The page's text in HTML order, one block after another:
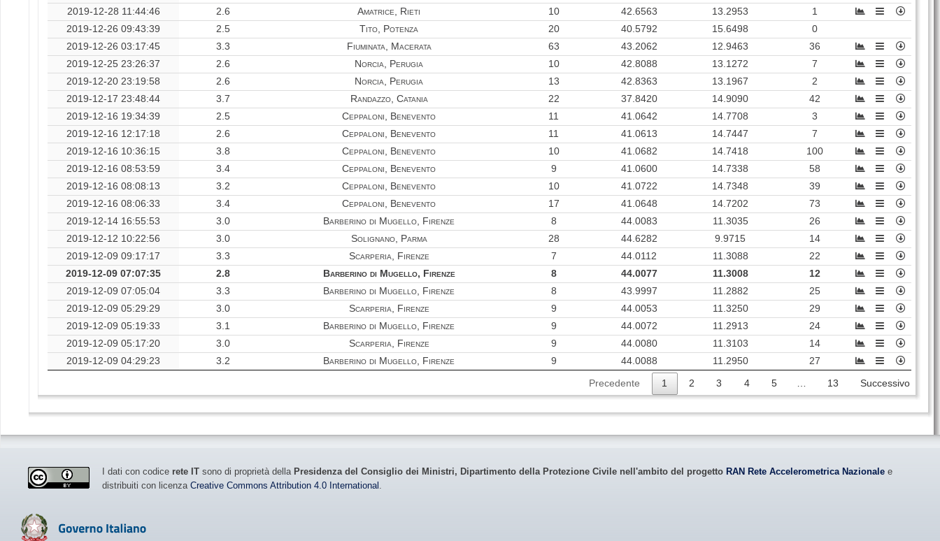
2019-12-28 11:44:46
2.6 Amatrice, Rieti 10 42.6563 13.2953
1
2019-12-26 09:43:39
2.5 Tito, Potenza 20 40.5792 15.6498
0
2019-12-26 03:17:45
3.3 Fiuminata, Macerata 63 43.2062 12.9463
36
2019-12-25 23:26:37
2.6 Norcia, Perugia 10 42.8088 13.1272
7
2019-12-20 23:19:58
2.6 Norcia, Perugia 13 42.8363 13.1967
2
2019-12-17 23:48:44
3.7 Randazzo, Catania 22 37.8420 14.9090
42
2019-12-16 19:34:39
2.5 Ceppaloni, Benevento 11 41.0642 14.7708
3
2019-12-16 12:17:18
2.6 Ceppaloni, Benevento 11 41.0613 14.7447
7
2019-12-16 10:36:15
3.8 Ceppaloni, Benevento 10 41.0682 14.7418
100
2019-12-16 08:53:59
3.4 Ceppaloni, Benevento 9 41.0600 14.7338
58
2019-12-16 08:08:13
3.2 Ceppaloni, Benevento 10 41.0722 14.7348
39
2019-12-16 08:06:33
3.4 Ceppaloni, Benevento 17 41.0648 14.7202
73
2019-12-14 16:55:53
3.0 Barberino di Mugello, Firenze 8 44.0083 11.3035
26
2019-12-12 10:22:56
3.0 Solignano, Parma 28 44.6282 9.9715
14
2019-12-09 09:17:17
3.3 Scarperia, Firenze 7 44.0112 11.3088
22
2019-12-09 07:07:35
2.8 Barberino di Mugello, Firenze 8 44.0077 11.3008
12
2019-12-09 07:05:04
3.3 Barberino di Mugello, Firenze 8 43.9997 11.2882
25
2019-12-09 05:29:29
3.0 Scarperia, Firenze 9 44.0053 11.3250
29
2019-12-09 05:19:33
3.1 Barberino di Mugello, Firenze 9 44.0072 11.2913
24
2019-12-09 05:17:20
3.0 Scarperia, Firenze 9 44.0080 11.3103
14
2019-12-09 04:29:23
3.2 Barberino di Mugello, Firenze 9 44.0088 11.2950 27
Precedente 1 2 3 4 5 13 Successivo
I dati con codice rete IT sono di proprietà della Presidenza del Consiglio dei Ministri, Dipartimento della Protezione Civile nell'ambito del progetto RAN Rete Accelerometrica Nazionale e
distribuiti con licenza Creative Commons Attribution 4.0 International .